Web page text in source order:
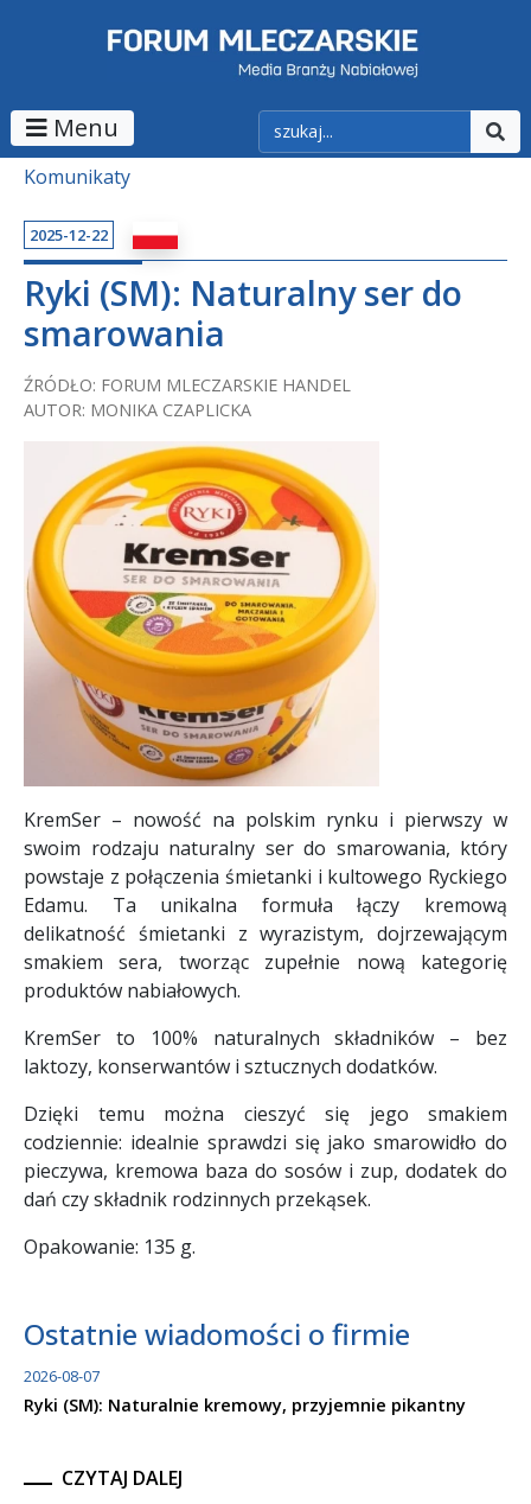
Menu
Komunikaty
2025-12-22
Ryki (SM): Naturalny ser do
smarowania
ŹRÓDŁO: FORUM MLECZARSKIE HANDEL
AUTOR: MONIKA CZAPLICKA
KremSer – nowość na polskim rynku i pierwszy w
swoim rodzaju naturalny ser do smarowania, który
powstaje z połączenia śmietanki i kultowego Ryckiego
Edamu. Ta unikalna formuła łączy kremową
delikatność śmietanki z wyrazistym, dojrzewającym
smakiem sera, tworząc zupełnie nową kategorię
produktów nabiałowych.
KremSer to 100% naturalnych składników – bez
laktozy, konserwantów i sztucznych dodatków.
Dzięki temu można cieszyć się jego smakiem
codziennie: idealnie sprawdzi się jako smarowidło do
pieczywa, kremowa baza do sosów i zup, dodatek do
dań czy składnik rodzinnych przekąsek.
Opakowanie: 135 g.
Ostatnie wiadomości o firmie
2026-08-07
Ryki (SM): Naturalnie kremowy, przyjemnie pikantny
CZYTAJ DALEJ